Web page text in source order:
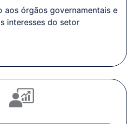
aos órgãos governamentais e
interesses do setor